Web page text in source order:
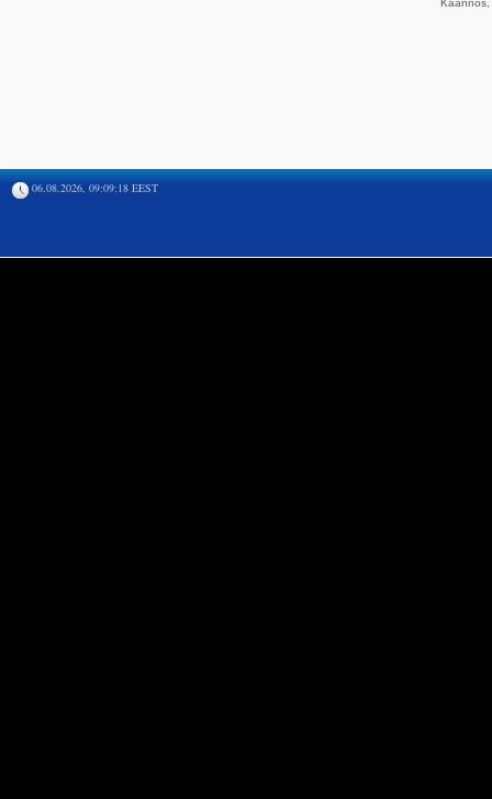
06.08.2026, 09:09:18 EEST